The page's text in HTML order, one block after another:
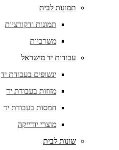
תמונות לבית
תמונות ודקורציות
משרביות
עבודות יד מישראל
ינשופים בעבודת יד
מזוזות בעבודת יד
חמסות בעבודת יד
מוצרי יודייקה
שונות לבית